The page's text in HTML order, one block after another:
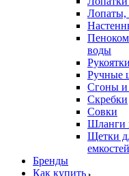
Лопаты,
воды
Рукоятки
Ручные
Сгоны и
Скребки
Совки
Шланги
Щетки
емкостей
Бренды
Как купить